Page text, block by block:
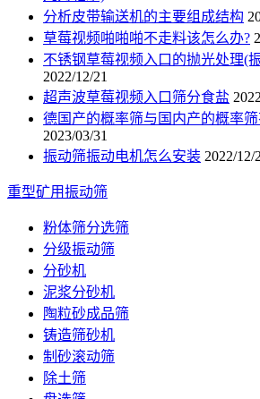
分析皮带输送机的主要组成结构
草莓视频啪啪啪不走料该怎么办?
不锈钢草莓视频入口的抛光处理(
2022/12/21
超声波草莓视频入口筛分食盐
德国产的概率筛与国内产的概率筛
2023/03/31
振动筛振动电机怎么安装 2022/12/
重型矿用振动筛
粉体筛分选筛
分级振动筛
分砂机
泥浆分砂机
陶粒砂成品筛
铸造筛砂机
制砂滚动筛
除土筛